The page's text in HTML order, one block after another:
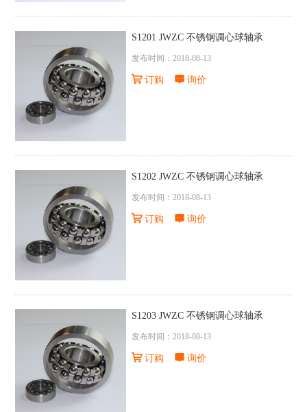
S1201 JWZC 不锈钢调心球轴承
发布时间：2018-08-13
订购 询价
S1202 JWZC 不锈钢调心球轴承
发布时间：2018-08-13
订购 询价
S1203 JWZC 不锈钢调心球轴承
发布时间：2018-08-13
订购 询价